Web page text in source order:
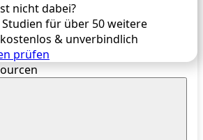
nicht dabei?
für über 50 weitere
& unverbindlich
prüfen